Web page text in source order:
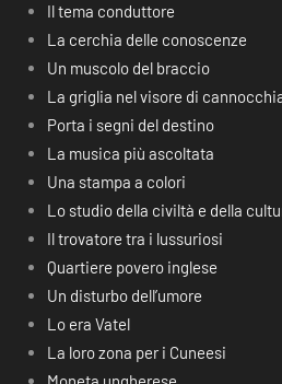
Il tema conduttore
La cerchia delle conoscenze
Un muscolo del braccio
La griglia nel visore di
Porta i segni del destino
La musica più ascoltata
Una stampa a colori
Lo studio della civiltà e della
Il trovatore tra i lussuriosi
Quartiere povero inglese
Un disturbo dell’umore
Lo era Vatel
La loro zona per i Cuneesi